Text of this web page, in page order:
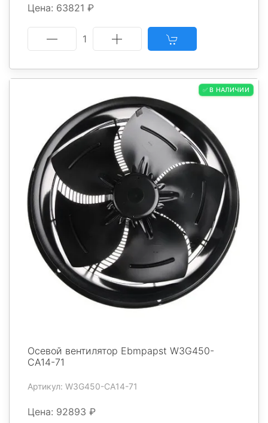
Цена: 63821 ₽
1
✅ В НАЛИЧИИ
Осевой вентилятор Ebmpapst W3G450-
CA14-71
Артикул: W3G450-CA14-71
Цена: 92893 ₽